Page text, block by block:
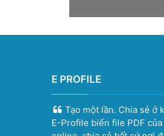
E PROFILE
Tạo một lần. Chia sẻ ở
E-Profile biến file PDF